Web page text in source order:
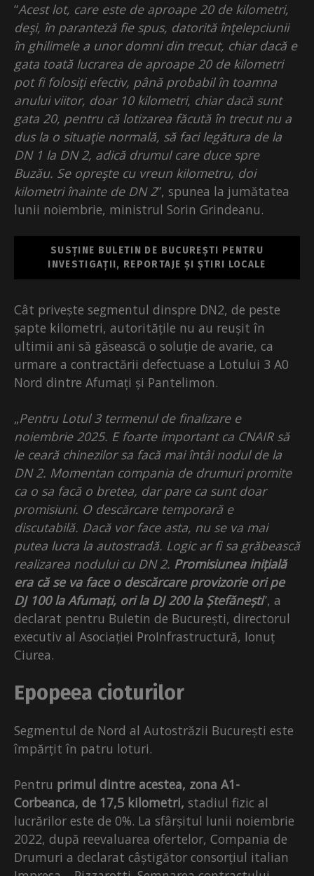
“Acest lot, care este de aproape 20 de kilometri,
deşi, în paranteză fie spus, datorită înţelepciunii
în ghilimele a unor domni din trecut, chiar dacă e
gata toată lucrarea de aproape 20 de kilometri
pot fi folosiţi efectiv, până probabil în toamna
anului viitor, doar 10 kilometri, chiar dacă sunt
gata 20, pentru că lotizarea făcută în trecut nu a
dus la o situaţie normală, să faci legătura de la
DN 1 la DN 2, adică drumul care duce spre
Buzău. Se opreşte cu vreun kilometru, doi
kilometri înainte de DN 2”, spunea la jumătatea
lunii noiembrie, ministrul Sorin Grindeanu.
SUSȚINE BULETIN DE BUCUREȘTI PENTRU
INVESTIGAȚII, REPORTAJE ȘI ȘTIRI LOCALE
Cât privește segmentul dinspre DN2, de peste
șapte kilometri, autoritățile nu au reușit în
ultimii ani să găsească o soluție de avarie, ca
urmare a contractării defectuase a Lotului 3 A0
Nord dintre Afumați și Pantelimon.
„Pentru Lotul 3 termenul de finalizare e
noiembrie 2025. E foarte important ca CNAIR să
le ceară chinezilor sa facă mai întâi nodul de la
DN 2. Momentan compania de drumuri promite
ca o sa facă o bretea, dar pare ca sunt doar
promisiuni. O descărcare temporară e
discutabilă. Dacă vor face asta, nu se va mai
putea lucra la autostradă. Logic ar fi sa grăbească
realizarea nodului cu DN 2. Promisiunea inițială
era că se va face o descărcare provizorie ori pe
DJ 100 la Afumați, ori la DJ 200 la Ștefănești”, a
declarat pentru Buletin de București, directorul
executiv al Asociației ProInfrastructură, Ionuț
Ciurea.
Epopeea cioturilor
Segmentul de Nord al Autostrăzii București este
împărțit în patru loturi.
Pentru primul dintre acestea, zona A1-
Corbeanca, de 17,5 kilometri, stadiul fizic al
lucrărilor este de 0%. La sfârșitul lunii noiembrie
2022, după reevaluarea ofertelor, Compania de
Drumuri a declarat câștigător consorțiul italian